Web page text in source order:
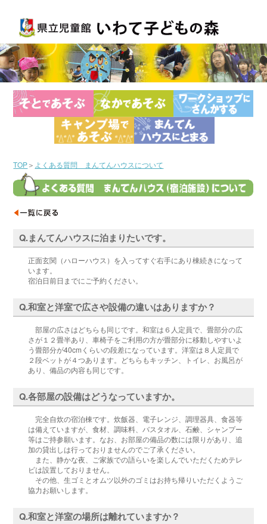
TOP＞ よくある質問 まんてんハウスについて
Q.まんてんハウスに泊まりたいです。
正面玄関（ハローハウス）を入ってすぐ右手にあり棟続きになって
います。
宿泊日前日までにご予約ください。
Q.和室と洋室で広さや設備の違いはありますか？
部屋の広さはどちらも同じです。和室は６人定員で、畳部分の広
さが１２畳半あり、車椅子をご利用の方が畳部分に移動しやすいよ
う畳部分が40cmくらいの段差になっています。洋室は８人定員で
２段ベットが４つあります。どちらもキッチン、トイレ、お風呂が
あり、備品の内容も同じです。
Q.各部屋の設備はどうなっていますか。
完全自炊の宿泊棟です。炊飯器、電子レンジ、調理器具、食器等
は備えていますが、食材、調味料、バスタオル、石鹸、シャンプー
等はご持参願います。なお、お部屋の備品の数には限りがあり、追
加の貸出しは行っておりませんのでご了承ください。
また、静かな夜、ご家族での語らいを楽しんでいただくためテレ
ビは設置しておりません。
その他、生ゴミとオムツ以外のゴミはお持ち帰りいただくようご
協力お願いします。
Q.和室と洋室の場所は離れていますか？